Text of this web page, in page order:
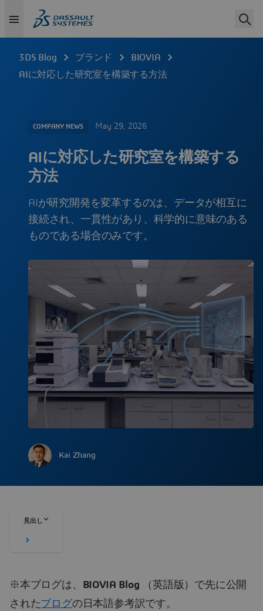
3DS Blog ブランド
BIOVIA
AIに対応した研究室を構築する方法
COMPANY NEWS May 29, 2026
AIに対応した研究室を構築する
方法
AIが研究開発を変革するのは、データが相互に
接続され、一貫性があり、科学的に意味のある
ものである場合のみです。
Kai Zhang
見出し
※本ブログは、 BIOVIA Blog
（英語版）で先に公開
されたブログの日本語参考訳です。